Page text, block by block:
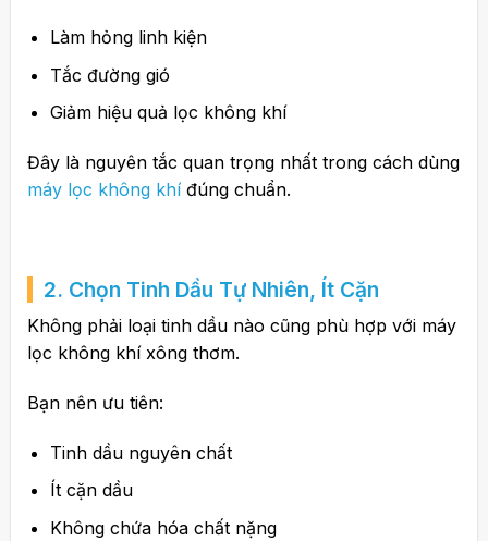
Làm hỏng linh kiện
Tắc đường gió
Giảm hiệu quả lọc không khí
Đây là nguyên tắc quan trọng nhất trong cách dùng
máy lọc không khíđúng chuẩn.
2. Chọn Tinh Dầu Tự Nhiên, Ít Cặn
Không phải loại tinh dầu nào cũng phù hợp với máy
lọc không khí xông thơm.
Bạn nên ưu tiên:
Tinh dầu nguyên chất
Ít cặn dầu
Không chứa hóa chất nặng